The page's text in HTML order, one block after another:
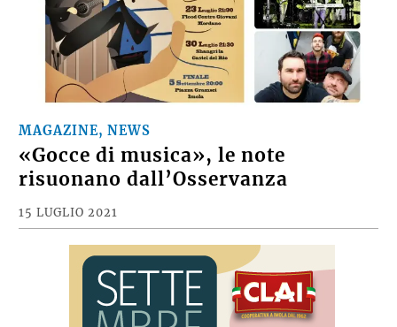
MAGAZINE, NEWS
«Gocce di musica», le note
risuonano dall’Osservanza
15 LUGLIO 2021